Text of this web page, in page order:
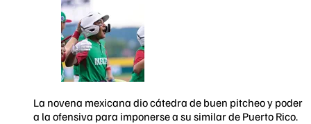
La novena mexicana dio cátedra de buen pitcheo y poder
a la ofensiva para imponerse a su similar de Puerto Rico.